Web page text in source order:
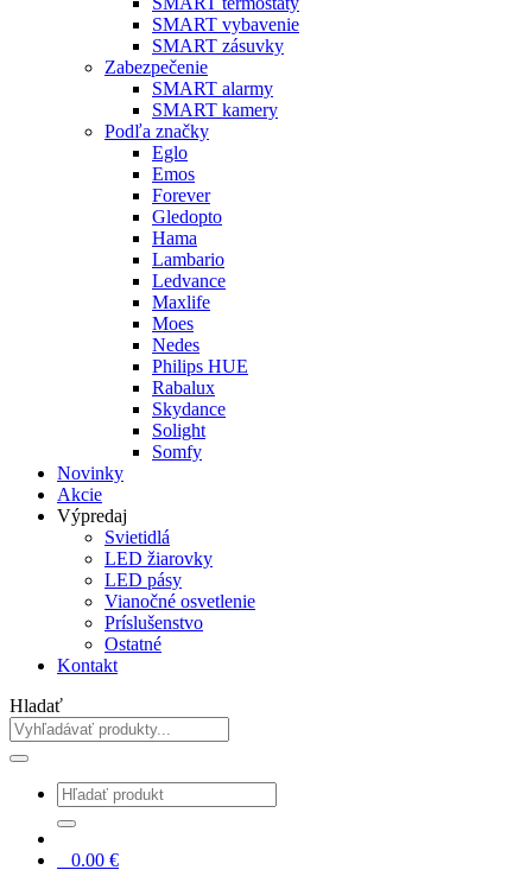
SMART vybavenie
SMART zásuvky
Zabezpečenie
SMART alarmy
SMART kamery
Podľa značky
Eglo
Emos
Forever
Gledopto
Hama
Lambario
Ledvance
Maxlife
Moes
Nedes
Philips HUE
Rabalux
Skydance
Solight
Somfy
Novinky
Akcie
Výpredaj
Svietidlá
LED žiarovky
LED pásy
Vianočné osvetlenie
Príslušenstvo
Ostatné
Kontakt
Hladať
0.00 €